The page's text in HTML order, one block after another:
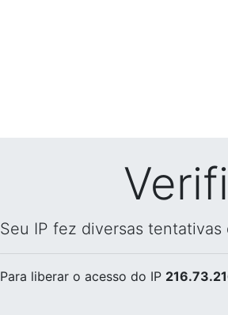
Seu IP fez diversas
Para liberar o acesso do IP